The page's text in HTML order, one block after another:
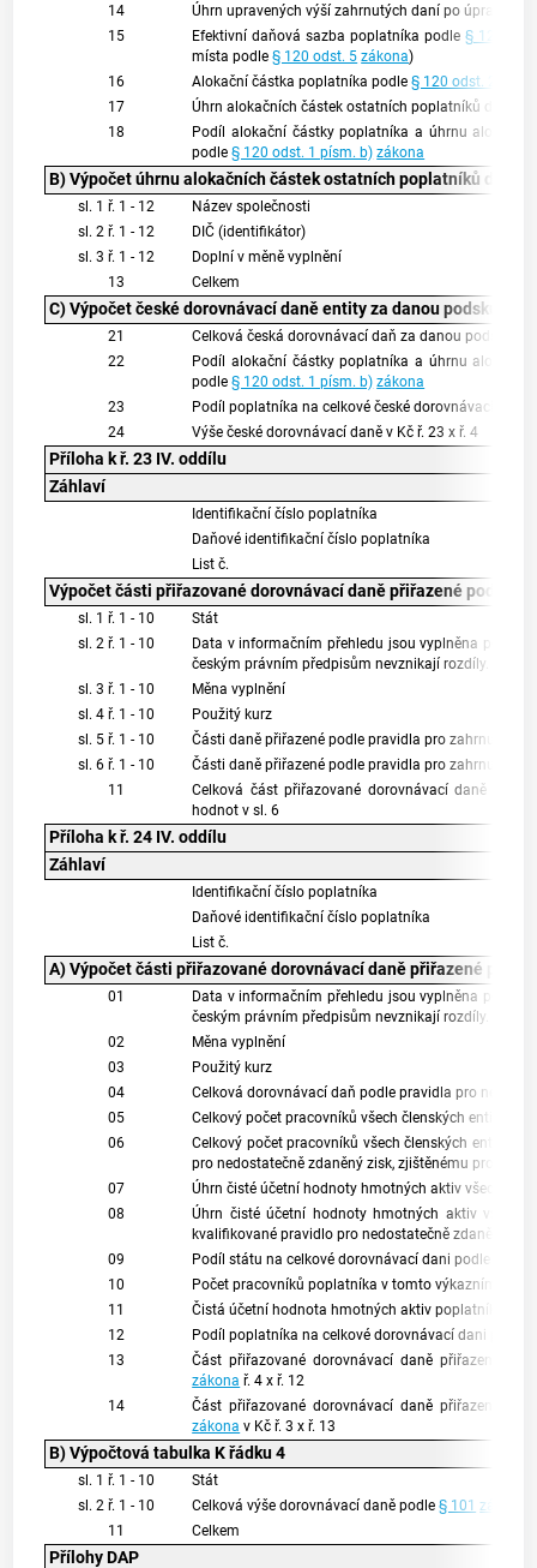
14
Úhrn upravených výší zahrnutých daní po úpravách
15
Efektivní daňová sazba poplatníka podle § 120
místa podle§ 120 odst. 5 zákona)
16
Alokační částka poplatníka podle§ 120 odst. 2
17
Úhrn alokačních částek ostatních poplatníků dané
18
Podíl alokační částky poplatníka a úhrnu
podle§ 120 odst. 1 písm. b) zákona
B) Výpočet úhrnu alokačních částek ostatních poplatníků dané
sl. 1 ř. 1 - 12
Název společnosti
sl. 2 ř. 1 - 12
DIČ (identifikátor)
sl. 3 ř. 1 - 12
Doplní v měně vyplnění
13
Celkem
C) Výpočet české dorovnávací daně entity za danou podskupinu
21
Celková česká dorovnávací daň za danou
22
Podíl alokační částky poplatníka a úhrnu
podle§ 120 odst. 1 písm. b) zákona
23
Podíl poplatníka na celkové české dorovnávací dani
24
Výše české dorovnávací daně v Kč ř. 23 x ř. 4
Příloha k ř. 23 IV. oddílu
Záhlaví
Identifikační číslo poplatníka
Daňové identifikační číslo poplatníka
List č.
Výpočet části přiřazované dorovnávací daně přiřazené podle
sl. 1 ř. 1 - 10
Stát
sl. 2 ř. 1 - 10
Data v informačním přehledu jsou vyplněna podle
českým právním předpisům nevznikají rozdíly.
sl. 3 ř. 1 - 10
Měna vyplnění
sl. 4 ř. 1 - 10
Použitý kurz
sl. 5 ř. 1 - 10
Části daně přiřazené podle pravidla pro zahrnutí
sl. 6 ř. 1 - 10
Části daně přiřazené podle pravidla pro zahrnutí
11
Celková část přiřazované dorovnávací daně
hodnot v sl. 6
Příloha k ř. 24 IV. oddílu
Záhlaví
Identifikační číslo poplatníka
Daňové identifikační číslo poplatníka
List č.
A) Výpočet části přiřazované dorovnávací daně přiřazené
01
Data v informačním přehledu jsou vyplněna podle
českým právním předpisům nevznikají rozdíly.
02
Měna vyplnění
03
Použitý kurz
04
Celková dorovnávací daň podle pravidla pro
05
Celkový počet pracovníků všech členských entit z
06
Celkový počet pracovníků všech členských entit ze
pro nedostatečně zdaněný zisk, zjištěnému pro toto
07
Úhrn čisté účetní hodnoty hmotných aktiv všech
08
Úhrn čisté účetní hodnoty hmotných aktiv všech
kvalifikované pravidlo pro nedostatečně zdaněný
09
Podíl státu na celkové dorovnávací dani podle
10
Počet pracovníků poplatníka v tomto výkazním
11
Čistá účetní hodnota hmotných aktiv poplatníka v
12
Podíl poplatníka na celkové dorovnávací dani podle
13
Část přiřazované dorovnávací daně přiřazené
zákona ř. 4 x ř. 12
14
Část přiřazované dorovnávací daně přiřazené
zákona v Kč ř. 3 x ř. 13
B) Výpočtová tabulka K řádku 4
sl. 1 ř. 1 - 10
Stát
sl. 2 ř. 1 - 10
Celková výše dorovnávací daně podle§ 101 zákona
11
Celkem
Přílohy DAP